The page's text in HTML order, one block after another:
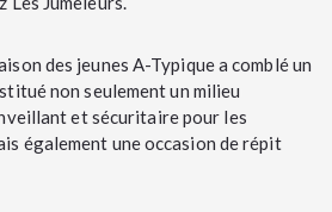
des jeunes A-Typique a comblé un
non seulement un milieu
et sécuritaire pour les
également une occasion de répit